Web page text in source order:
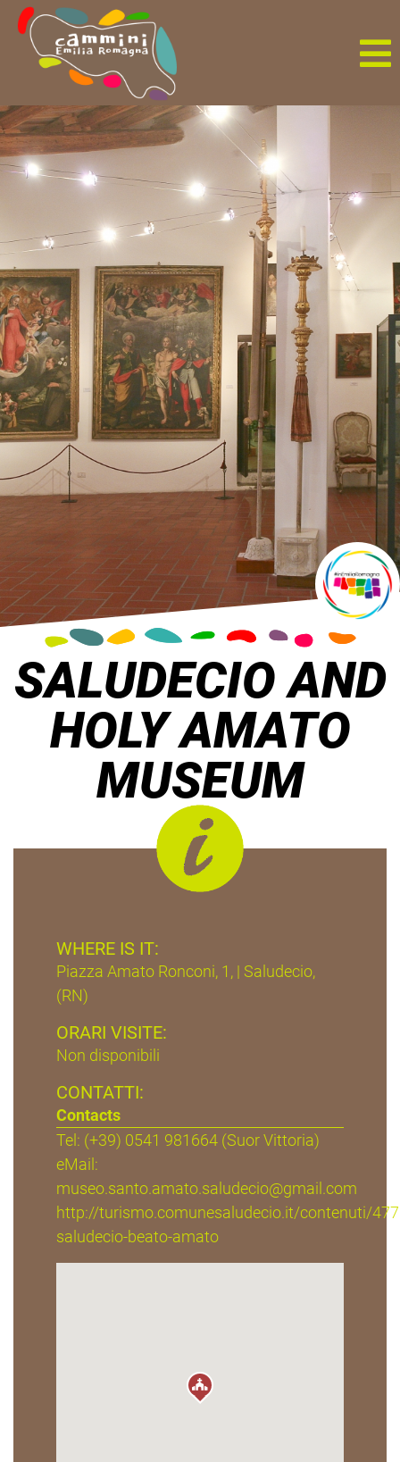
SALUDECIO AND
HOLY AMATO
MUSEUM
WHERE IS IT:
Piazza Amato Ronconi, 1, | Saludecio,
(RN)
ORARI VISITE:
Non disponibili
CONTATTI:
Contacts
Tel: (+39) 0541 981664 (Suor Vittoria)
eMail:
museo.santo.amato.saludecio@gmail.com
http://turismo.comunesaludecio.it/contenuti/
saludecio-beato-amato